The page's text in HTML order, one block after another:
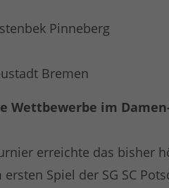
Pinneberg
Bremen
Wettbewerbe im
erreichte das bisher
ersten Spiel der SG SC